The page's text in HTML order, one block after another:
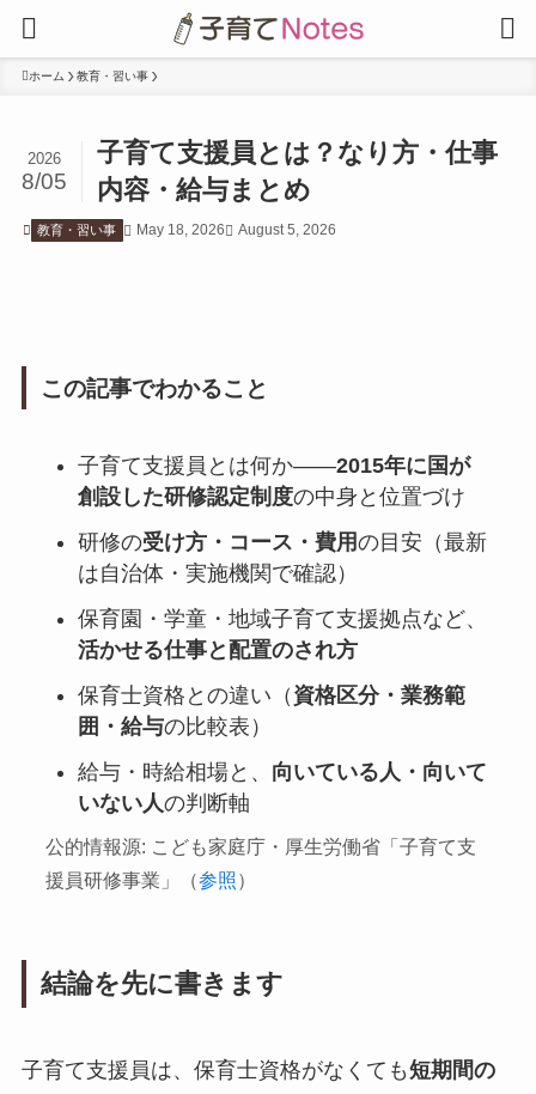
ホーム 教育・習い事
子育て支援員とは？なり方・仕事
内容・給与まとめ
2026
8/05
教育・習い事 May 18, 2026 August 5, 2026
この記事でわかること
子育て支援員とは何か——2015年に国が
創設した研修認定制度の中身と位置づけ
研修の受け方・コース・費用の目安（最新
は自治体・実施機関で確認）
保育園・学童・地域子育て支援拠点など、
活かせる仕事と配置のされ方
保育士資格との違い（ 資格区分・業務範
囲・給与の比較表）
給与・時給相場と、 向いている人・向いて
いない人の判断軸
公的情報源: こども家庭庁・厚生労働省「子育て支
援員研修事業」（参照）
結論を先に書きます
子育て支援員は、保育士資格がなくても短期間の